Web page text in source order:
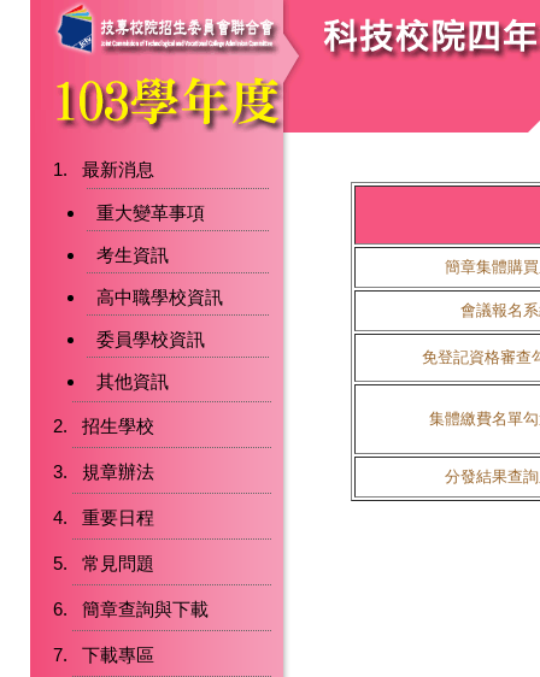
最新消息
重大變革事項
考生資訊
高中職學校資訊
委員學校資訊
其他資訊
招生學校
規章辦法
重要日程
常見問題
簡章查詢與下載
下載專區
簡章集體購
會議報名
免登記資格審查
集體繳費名單
分發結果查